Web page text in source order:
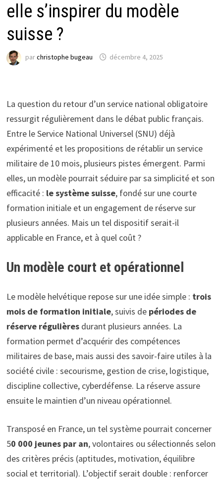
elle s’inspirer du modèle
suisse ?
parchristophe bugeau décembre 4, 2025
La question du retour d’un service national obligatoire
ressurgit régulièrement dans le débat public français.
Entre le Service National Universel (SNU) déjà
expérimenté et les propositions de rétablir un service
militaire de 10 mois, plusieurs pistes émergent. Parmi
elles, un modèle pourrait séduire par sa simplicité et son
efficacité : le système suisse, fondé sur une courte
formation initiale et un engagement de réserve sur
plusieurs années. Mais un tel dispositif serait-il
applicable en France, et à quel coût ?
Un modèle court et opérationnel
Le modèle helvétique repose sur une idée simple : trois
mois de formation initiale, suivis de périodes de
réserve régulièresdurant plusieurs années. La
formation permet d’acquérir des compétences
militaires de base, mais aussi des savoir-faire utiles à la
société civile : secourisme, gestion de crise, logistique,
discipline collective, cyberdéfense. La réserve assure
ensuite le maintien d’un niveau opérationnel.
Transposé en France, un tel système pourrait concerner
50 000 jeunes par an, volontaires ou sélectionnés selon
des critères précis (aptitudes, motivation, équilibre
social et territorial). L’objectif serait double : renforcer